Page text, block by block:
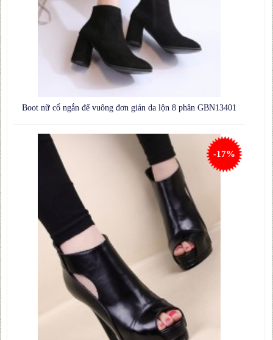
Boot nữ cổ ngắn đế vuông đơn giản da lộn 8 phân GBN13401
-17%